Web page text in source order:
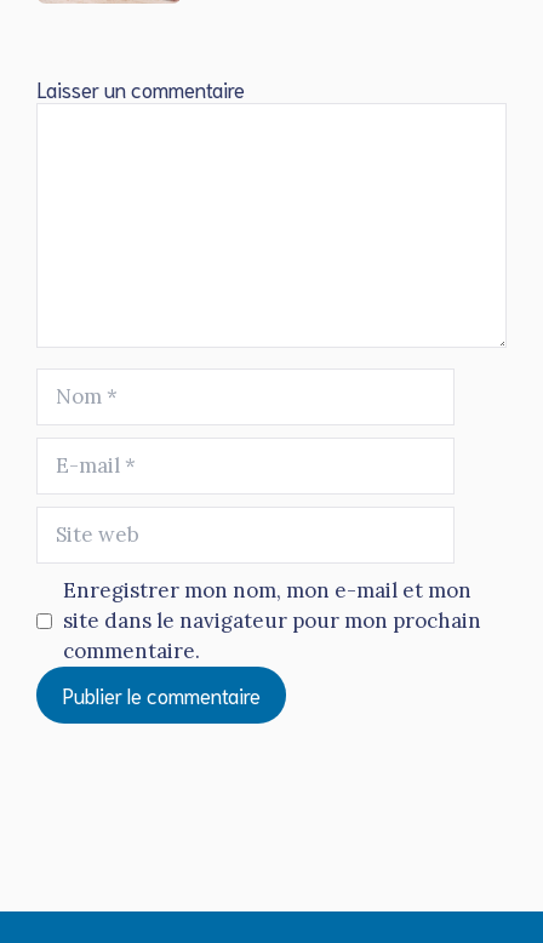
Laisser un commentaire
mail
web
Enregistrer mon nom, mon e-mail et mon
site dans le navigateur pour mon prochain
commentaire.